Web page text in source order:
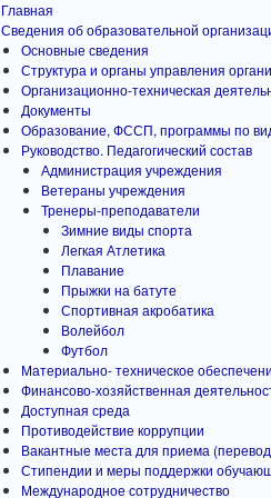
Главная
Сведения об образовательной
Основные сведения
Структура и органы управления
Организационно-техническая
Документы
Образование, ФССП, программы по
Руководство. Педагогический состав
Администрация учреждения
Ветераны учреждения
Тренеры-преподаватели
Зимние виды спорта
Легкая Атлетика
Плавание
Прыжки на батуте
Спортивная акробатика
Волейбол
Футбол
Материально- техническое
Финансово-хозяйственная
Доступная среда
Противодействие коррупции
Вакантные места для приема
Стипендии и меры поддержки
Международное сотрудничество